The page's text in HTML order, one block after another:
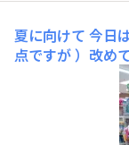
夏に向けて 今日
点ですが ）改め
ボン玉系色々あ
う～✨そして裏
が沢山並んでる
のでは…🤔と思